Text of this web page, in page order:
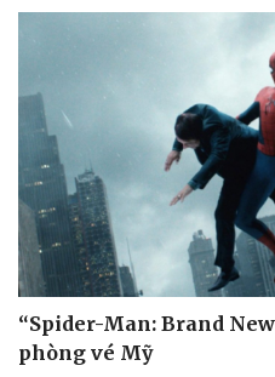
“Spider-Man: Brand
phòng vé Mỹ